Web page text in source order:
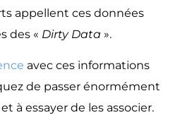
appellent ces données
des « Dirty Data ».
avec ces informations
de passer énormément
à essayer de les associer.